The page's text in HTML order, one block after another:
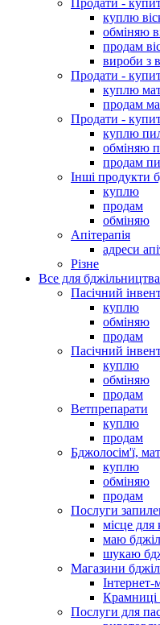
Продати -
куплю
обміняю
продам
вироби з
Продати -
куплю
продам
Продати -
куплю
обміняю
продам
Інші продукти
куплю
продам
обміняю
Апітерапія
адреси
Різне
Все для бджільництва
Пасічний
куплю
обміняю
продам
Пасічний
куплю
обміняю
продам
Ветпрепарати
куплю
продам
Бджолосім'ї,
куплю
обміняю
продам
Послуги
місце для
маю бджіл
шукаю
Магазини
Інтернет-
Крамниці
Послуги для